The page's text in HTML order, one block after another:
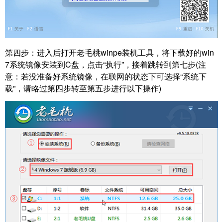
第四步：进入后打开老毛桃winpe装机工具，将下载好的win
7系统镜像安装到C盘，点击“执行”，接着跳转到第七步(注
意：若没准备好系统镜像，在联网的状态下可选择“系统下
载”，请略过第四步转至第五步进行以下操作)